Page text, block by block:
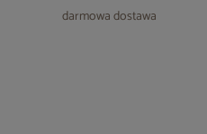
darmowa dostawa